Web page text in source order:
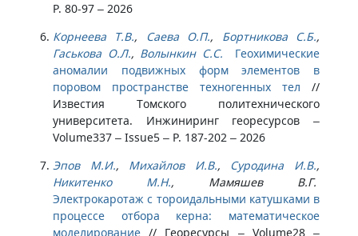
P. 80-97 – 2026
Корнеева Т.В., Саева О.П., Бортникова С.Б.,
Гаськова О.Л., Волынкин С.С.
Геохимические
аномалии подвижных форм элементов в
поровом пространстве техногенных тел //
Известия Томского политехнического
университета. Инжиниринг георесурсов –
Volume337 – Issue5 – P. 187-202 – 2026
Эпов М.И., Михайлов И.В., Суродина И.В.,
Никитенко М.Н., Мамяшев В.Г.
Электрокаротаж с тороидальными катушками в
процессе отбора керна: математическое
моделирование // Георесурсы – Volume28 –